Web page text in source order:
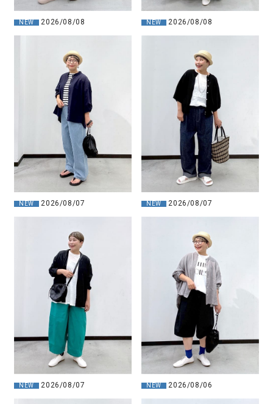
NEW 2026/08/08 NEW 2026/08/08
NEW 2026/08/07 NEW 2026/08/07
NEW 2026/08/07 NEW 2026/08/06